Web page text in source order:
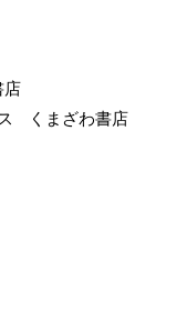
店
くまざわ書店